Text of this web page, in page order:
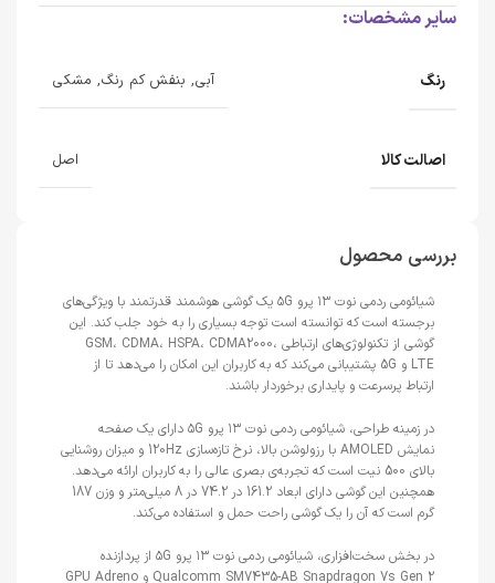
سایر مشخصات:
رنگ آبی, بنفش کم رنگ, مشکی
اصالت کالا اصل
بررسی محصول
شیائومی ردمی نوت ۱۳ پرو ۵G یک گوشی هوشمند قدرتمند با ویژگی‌های
برجسته است که توانسته است توجه بسیاری را به خود جلب کند. این
گوشی از تکنولوژی‌های ارتباطی GSM، CDMA، HSPA، CDMA2000،
LTE و 5G پشتیبانی می‌کند که به کاربران این امکان را می‌دهد تا از
ارتباط پرسرعت و پایداری برخوردار باشند.
در زمینه طراحی، شیائومی ردمی نوت ۱۳ پرو ۵G دارای یک صفحه
نمایش AMOLED با رزولوشن بالا، نرخ تازه‌سازی 120Hz و میزان روشنایی
بالای 500 نیت است که تجربه‌ی بصری عالی را به کاربران ارائه می‌دهد.
همچنین این گوشی دارای ابعاد 161.2 در 74.2 در 8 میلی‌متر و وزن 187
گرم است که آن را یک گوشی راحت حمل و استفاده می‌کند.
در بخش سخت‌افزاری، شیائومی ردمی نوت ۱۳ پرو ۵G از پردازنده
Qualcomm SM7435-AB Snapdragon 7s Gen 2 و GPU Adreno